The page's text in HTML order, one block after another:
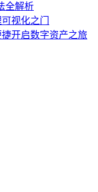
全解析
视化之门
开启数字资产之旅